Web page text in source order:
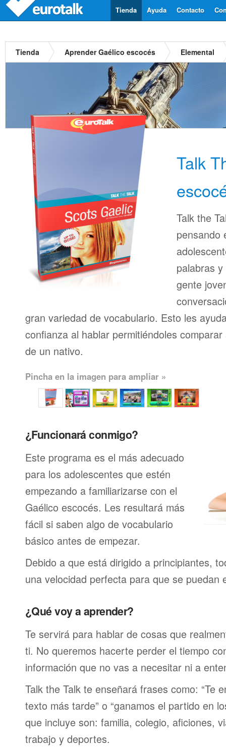
Contacto
Ayuda
Tienda
Tienda Aprender Gaélico escocés Elemental
Talk
Talk the
pensando
palabras
gente
gran variedad de vocabulario. Esto les
confianza al hablar permitiéndoles
de un nativo.
Pincha en la imagen para ampliar »
¿Funcionará conmigo?
Este programa es el más adecuado
para los adolescentes que estén
empezando a familiarizarse con el
Gaélico escocés. Les resultará más
fácil si saben algo de vocabulario
básico antes de empezar.
Debido a que está dirigido a principiantes,
una velocidad perfecta para que se puedan
¿Qué voy a aprender?
Te servirá para hablar de cosas que
ti. No queremos hacerte perder el tiempo
información que no vas a necesitar ni a
Talk the Talk te enseñará frases como: “Te
texto más tarde” o “ganamos el partido en
que incluye son: familia, colegio, aficiones,
trabajo y deportes.